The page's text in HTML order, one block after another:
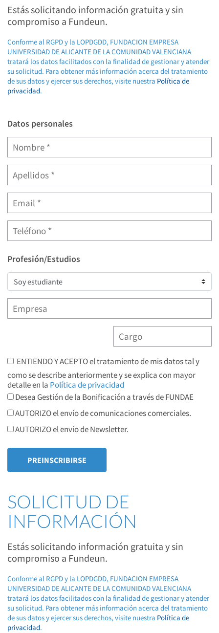
Estás solicitando información gratuita y sin
compromiso a Fundeun.
Conforme al RGPD y la LOPDGDD, FUNDACION EMPRESA
UNIVERSIDAD DE ALICANTE DE LA COMUNIDAD VALENCIANA
tratará los datos facilitados con la finalidad de gestionar y atender
su solicitud. Para obtener más información acerca del tratamiento
de sus datos y ejercer sus derechos, visite nuestra Política de
privacidad.
Datos personales
Profesión/Estudios
ENTIENDO Y ACEPTO el tratamiento de mis datos tal y
como se describe anteriormente y se explica con mayor
detalle en la Política de privacidad
Desea Gestión de la Bonificación a través de FUNDAE
AUTORIZO el envío de comunicaciones comerciales.
AUTORIZO el envío de Newsletter.
SOLICITUD DE
INFORMACIÓN
Estás solicitando información gratuita y sin
compromiso a Fundeun.
Conforme al RGPD y la LOPDGDD, FUNDACION EMPRESA
UNIVERSIDAD DE ALICANTE DE LA COMUNIDAD VALENCIANA
tratará los datos facilitados con la finalidad de gestionar y atender
su solicitud. Para obtener más información acerca del tratamiento
de sus datos y ejercer sus derechos, visite nuestra Política de
privacidad.